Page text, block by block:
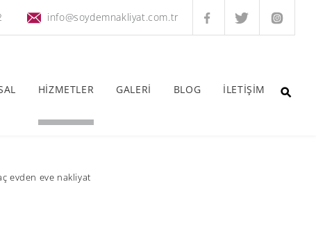
info@soydemnakliyat.com.tr
HİZMETLER GALERİ BLOG İLETİŞİM
evden eve nakliyat